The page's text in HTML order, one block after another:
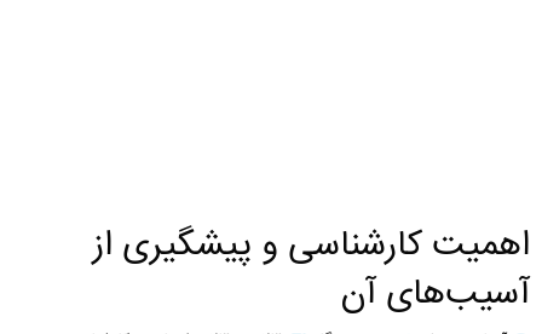
اهمیت کارشناسی و پیشگیری از
آسیب‌های آن